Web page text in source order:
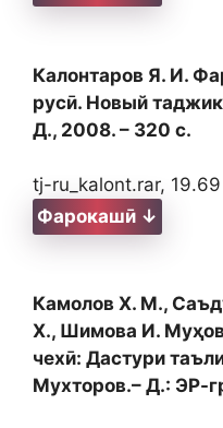
Калонтаров Я. И.
русӣ. Новый
Д., 2008. – 320 с.
tj-ru_kalont.rar,
Фарокашӣ ↓
Камолов Х. М.,
Х., Шимова И.
чехӣ: Дастури
Мухторов.– Д.: ЭР-